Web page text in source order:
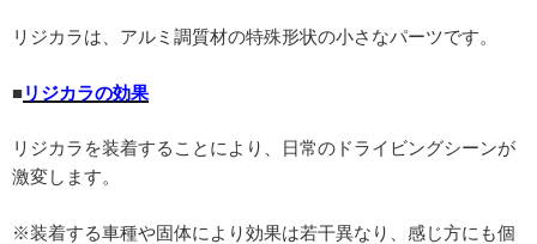
リジカラは、アルミ調質材の特殊形状の小さなパーツです。
■リジカラの効果
リジカラを装着することにより、日常のドライビングシーンが
激変します。
※装着する車種や固体により効果は若干異なり、感じ方にも個